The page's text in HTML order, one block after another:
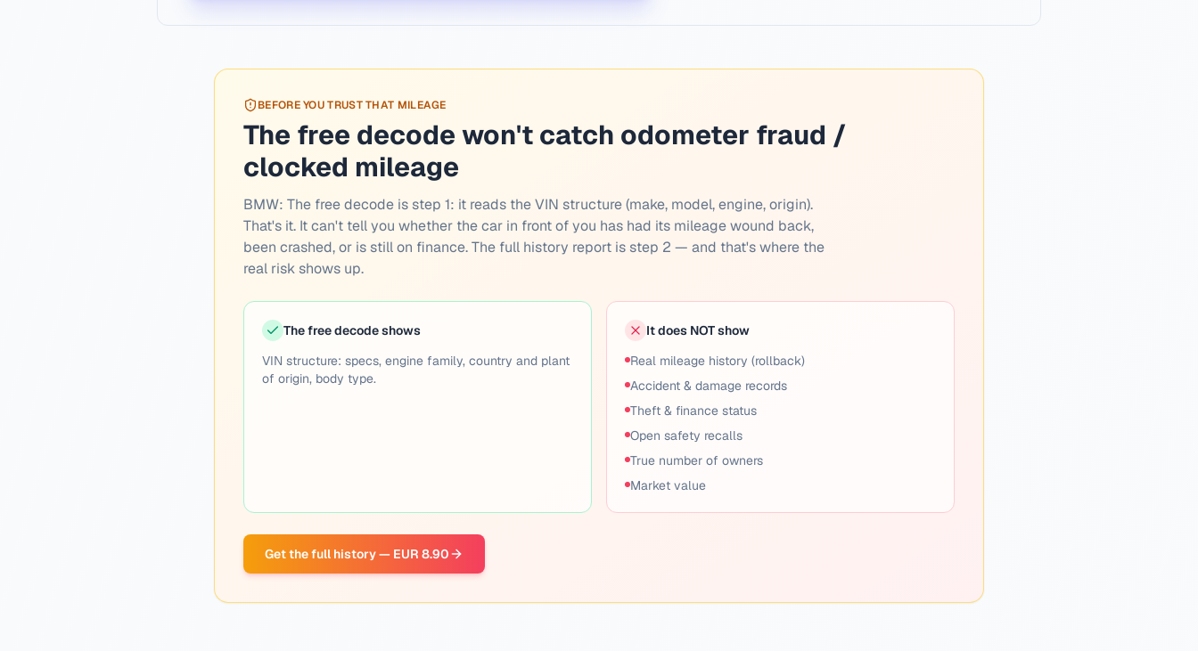
BEFORE YOU TRUST THAT MILEAGE
The free decode won't catch odometer fraud /
clocked mileage
BMW: The free decode is step 1: it reads the VIN structure (make, model, engine, origin).
That's it. It can't tell you whether the car in front of you has had its mileage wound back,
been crashed, or is still on finance. The full history report is step 2 — and that's where the
real risk shows up.
The free decode shows
VIN structure: specs, engine family, country and plant
of origin, body type.
It does NOT show
Real mileage history (rollback)
Accident & damage records
Theft & finance status
Open safety recalls
True number of owners
Market value
Get the full history — EUR 8.90